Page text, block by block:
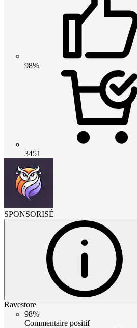
98%
3451
SPONSORISÉ
Ravestore
98%
Commentaire positif